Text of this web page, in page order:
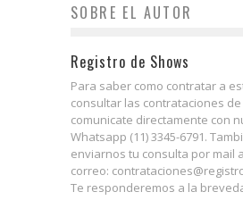
SOBRE EL AUTOR
Registro de Shows
Para saber como contratar a
consultar las contrataciones
comunicate directamente con
Whatsapp (11) 3345-6791.
enviarnos tu consulta por mail
correo:
Te responderemos a la